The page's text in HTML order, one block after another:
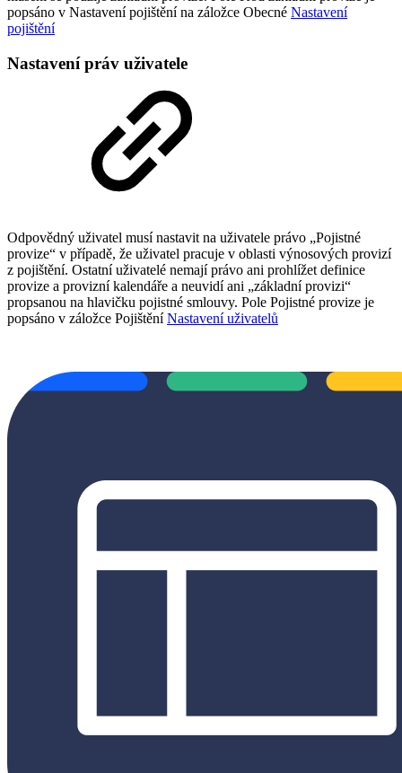
popsáno v Nastavení pojištění na záložce Obecné Nastavení
pojištění
Nastavení práv uživatele
Odpovědný uživatel musí nastavit na uživatele právo „Pojistné
provize“ v případě, že uživatel pracuje v oblasti výnosových provizí
z pojištění. Ostatní uživatelé nemají právo ani prohlížet definice
provize a provizní kalendáře a neuvidí ani „základní provizi“
propsanou na hlavičku pojistné smlouvy. Pole Pojistné provize je
popsáno v záložce PojištěníNastavení uživatelů